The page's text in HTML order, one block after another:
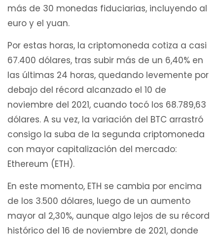
más de 30 monedas fiduciarias, incluyendo al
euro y el yuan.
Por estas horas, la criptomoneda cotiza a casi
67.400 dólares, tras subir más de un 6,40% en
las últimas 24 horas, quedando levemente por
debajo del récord alcanzado el 10 de
noviembre del 2021, cuando tocó los 68.789,63
dólares. A su vez, la variación del BTC arrastró
consigo la suba de la segunda criptomoneda
con mayor capitalización del mercado:
Ethereum (ETH).
En este momento, ETH se cambia por encima
de los 3.500 dólares, luego de un aumento
mayor al 2,30%, aunque algo lejos de su récord
histórico del 16 de noviembre de 2021, donde